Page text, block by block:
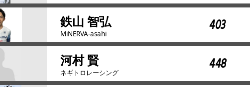
鉄山 智弘
MiNERVA-asahi 403
河村 賢
ネギトロレーシング 448